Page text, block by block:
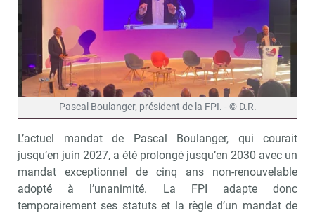
Pascal Boulanger, président de la FPI. - © D.R.
L’actuel mandat de Pascal Boulanger, qui courait
jusqu’en juin 2027, a été prolongé jusqu’en 2030 avec un
mandat exceptionnel de cinq ans non-renouvelable
adopté à l’unanimité. La FPI adapte donc
temporairement ses statuts et la règle d’un mandat de